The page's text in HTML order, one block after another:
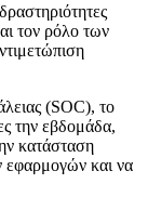
τον ρόλο των
(SOC), το
την εβδομάδα,
κατάσταση
εφαρμογών και να